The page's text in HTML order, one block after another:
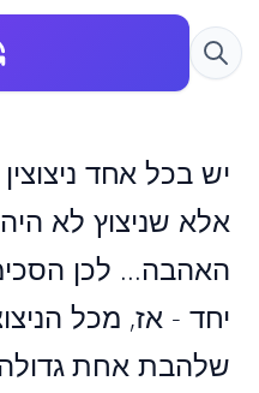
יש בכל אחד
אלא שניצוץ לא
האהבה... לכן
יחד - אז, מכל
שלהבת אחת